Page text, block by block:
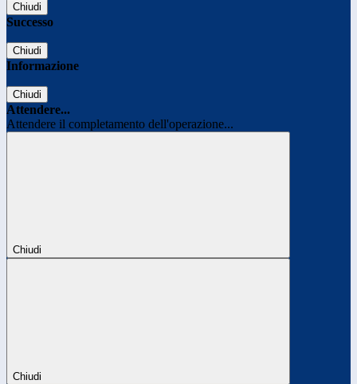
Chiudi
Successo
Chiudi
Informazione
Chiudi
Attendere...
Attendere il completamento dell'operazione...
Chiudi
Chiudi